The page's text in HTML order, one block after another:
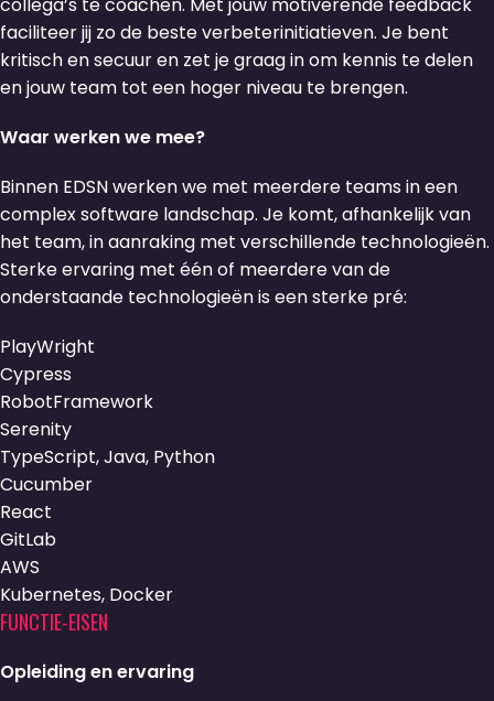
faciliteer jij zo de beste verbeterinitiatieven. Je bent
kritisch en secuur en zet je graag in om kennis te delen
en jouw team tot een hoger niveau te brengen.
Waar werken we mee?
Binnen EDSN werken we met meerdere teams in een
complex software landschap. Je komt, afhankelijk van
het team, in aanraking met verschillende technologieën.
Sterke ervaring met één of meerdere van de
onderstaande technologieën is een sterke pré:
PlayWright
Cypress
RobotFramework
Serenity
TypeScript, Java, Python
Cucumber
React
GitLab
AWS
Kubernetes, Docker
FUNCTIE-EISEN
Opleiding en ervaring